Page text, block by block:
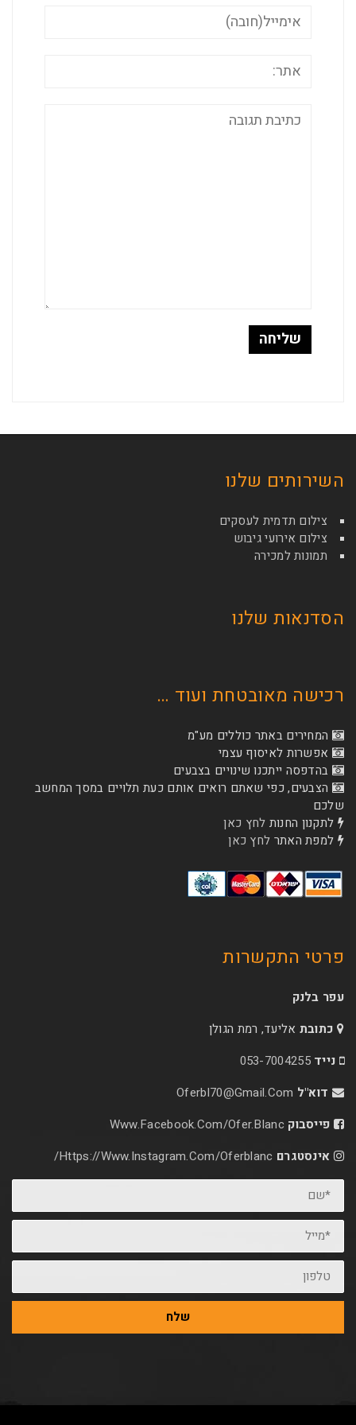
השירותים שלנו
צילום תדמית לעסקים
צילום אירועי גיבוש
תמונות למכירה
הסדנאות שלנו
רכישה מאובטחת ועוד …
המחירים באתר כוללים מע"מ
אפשרות לאיסוף עצמי
בהדפסה ייתכנו שינויים בצבעים
הצבעים, כפי שאתם רואים אותם כעת תלויים במסך המחשב
שלכם
לתקנון החנות לחץ כאן
למפת האתר לחץ כאן
פרטי התקשרות
עפר בלנק
כתובת אליעד, רמת הגולן
נייד 053-7004255
דוא"ל Oferbl70@Gmail.Com
פייסבוק Www.facebook.com/ofer.blanc
אינסטגרם Https://www.instagram.com/oferblanc/
*שם
*מייל
טלפון
שלח